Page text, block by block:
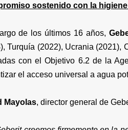
sostenido con la
de los últimos 16 años,
Turquía (2022), Ucrania (2021),
con el Objetivo 6.2 de la
el acceso universal a agua
Mayolas, director general de